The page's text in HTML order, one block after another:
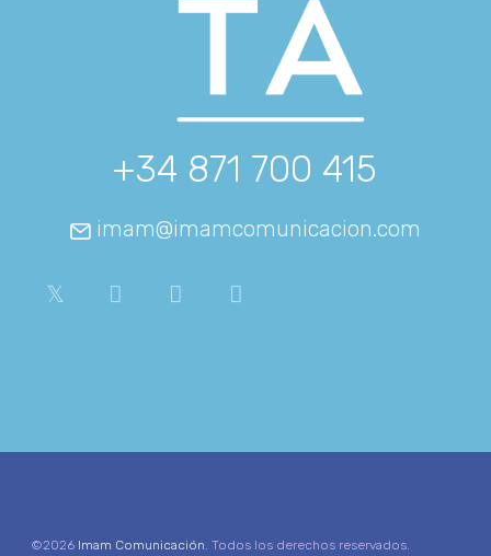
+34 871 700 415
imam@imamcomunicacion.com
©2026 Imam Comunicación. Todos los derechos reservados.